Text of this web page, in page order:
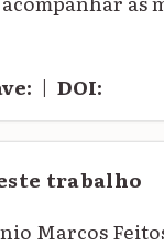
| DOI:
trabalho
Marcos